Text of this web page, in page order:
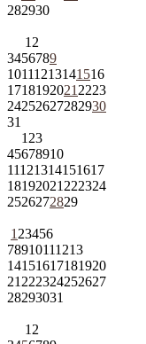
282930
1 2
3456789
10111213141516
1718192021 2223
24252627282930
31
1 23
45678910
11121314151617
18192021 222324
2526272829
1 23456
78910111213
14151617181920
21 222324252627
28293031
1 2